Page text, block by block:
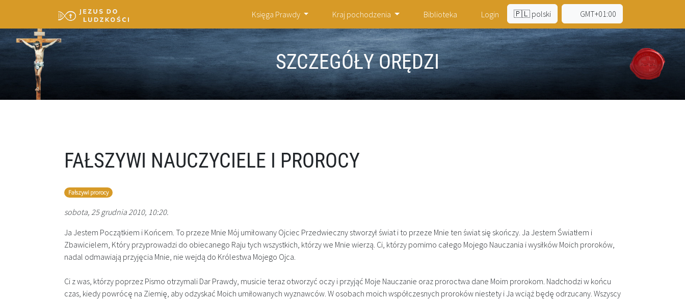
Księga Prawdy Kraj pochodzenia Biblioteka Login 🇵🇱 polski GMT+01:00
SZCZEGÓŁY ORĘDZI
FAŁSZYWI NAUCZYCIELE I PROROCY
Fałszywi prorocy
sobota, 25 grudnia 2010, 10:20.
Ja Jestem Początkiem i Końcem. To przeze Mnie Mój umiłowany Ojciec Przedwieczny stworzył świat i to przeze Mnie ten świat się skończy. Ja Jestem Światłem i
Zbawicielem, Który przyprowadzi do obiecanego Raju tych wszystkich, którzy we Mnie wierzą. Ci, którzy pomimo całego Mojego Nauczania i wysiłków Moich proroków,
nadal odmawiają przyjęcia Mnie, nie wejdą do Królestwa Mojego Ojca.
Ci z was, którzy poprzez Pismo otrzymali Dar Prawdy, musicie teraz otworzyć oczy i przyjąć Moje Nauczanie oraz proroctwa dane Moim prorokom. Nadchodzi w końcu
czas, kiedy powrócę na Ziemię, aby odzyskać Moich umiłowanych wyznawców. W osobach moich współczesnych proroków niestety i Ja wciąż będę odrzucany. Wszyscy